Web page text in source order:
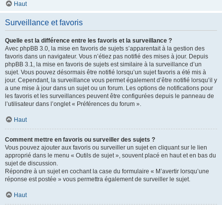
Haut
Surveillance et favoris
Quelle est la différence entre les favoris et la surveillance ?
Avec phpBB 3.0, la mise en favoris de sujets s’apparentait à la gestion des
favoris dans un navigateur. Vous n’étiez pas notifié des mises à jour. Depuis
phpBB 3.1, la mise en favoris de sujets est similaire à la surveillance d’un
sujet. Vous pouvez désormais être notifié lorsqu’un sujet favoris a été mis à
jour. Cependant, la surveillance vous permet également d’être notifié lorsqu’il y
a une mise à jour dans un sujet ou un forum. Les options de notifications pour
les favoris et les surveillances peuvent être configurées depuis le panneau de
l’utilisateur dans l’onglet « Préférences du forum ».
Haut
Comment mettre en favoris ou surveiller des sujets ?
Vous pouvez ajouter aux favoris ou surveiller un sujet en cliquant sur le lien
approprié dans le menu « Outils de sujet », souvent placé en haut et en bas du
sujet de discussion.
Répondre à un sujet en cochant la case du formulaire « M’avertir lorsqu’une
réponse est postée » vous permettra également de surveiller le sujet.
Haut